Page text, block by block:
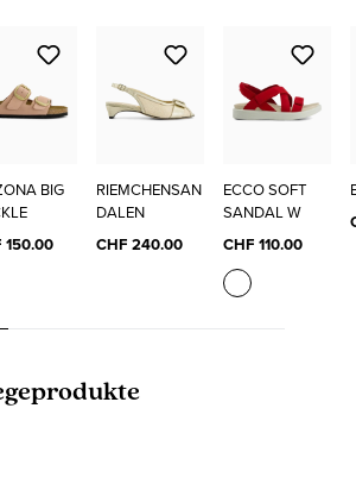
BIG
150.00
RIEMCHENSAN
DALEN
CHF 240.00
ECCO SOFT
SANDAL W
CHF 110.00